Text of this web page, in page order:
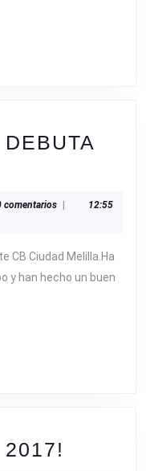
comentarios
12:55
CB Ciudad Melilla.Ha
y han hecho un buen
2017!